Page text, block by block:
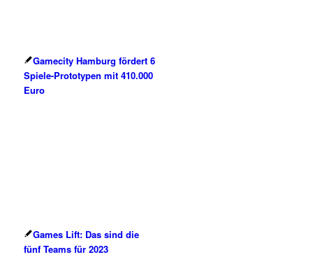
Gamecity Hamburg fördert 6
Spiele-Prototypen mit 410.000
Euro
Games Lift: Das sind die
fünf Teams für 2023